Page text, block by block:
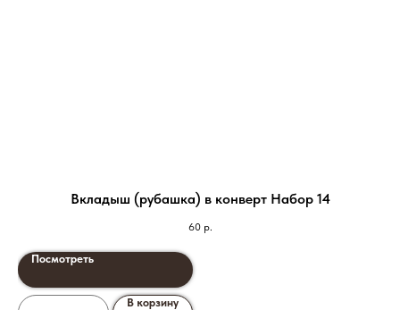
Вкладыш (рубашка) в конверт Набор 14
60 р.
Посмотреть
В корзину